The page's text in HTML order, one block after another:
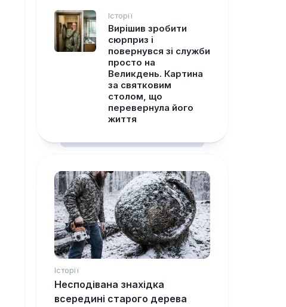
Історії
Вирішив зробити
сюрприз і
повернувся зі служби
просто на
Великдень. Картина
за святковим
столом, що
перевернула його
життя
Історії
Несподівана знахідка
всередині старого дерева